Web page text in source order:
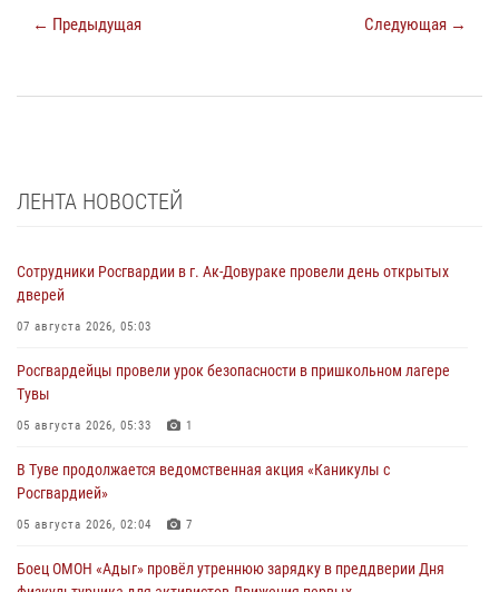
← Предыдущая Следующая →
ЛЕНТА НОВОСТЕЙ
Сотрудники Росгвардии в г. Ак-Довураке провели день открытых
дверей
07 августа 2026, 05:03
Росгвардейцы провели урок безопасности в пришкольном лагере
Тувы
05 августа 2026, 05:33 1
В Туве продолжается ведомственная акция «Каникулы с
Росгвардией»
05 августа 2026, 02:04 7
Боец ОМОН «Адыг» провёл утреннюю зарядку в преддверии Дня